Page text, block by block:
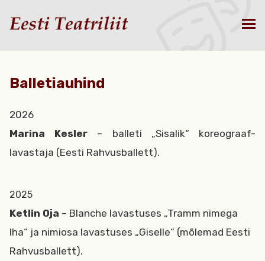
Balletiauhind
2026
Marina Kesler – balleti „Sisalik“ koreograaf-
lavastaja (Eesti Rahvusballett).
2025
Ketlin Oja – Blanche lavastuses „Tramm nimega
Iha“ ja nimiosa lavastuses „Giselle“ (mõlemad Eesti
Rahvusballett).